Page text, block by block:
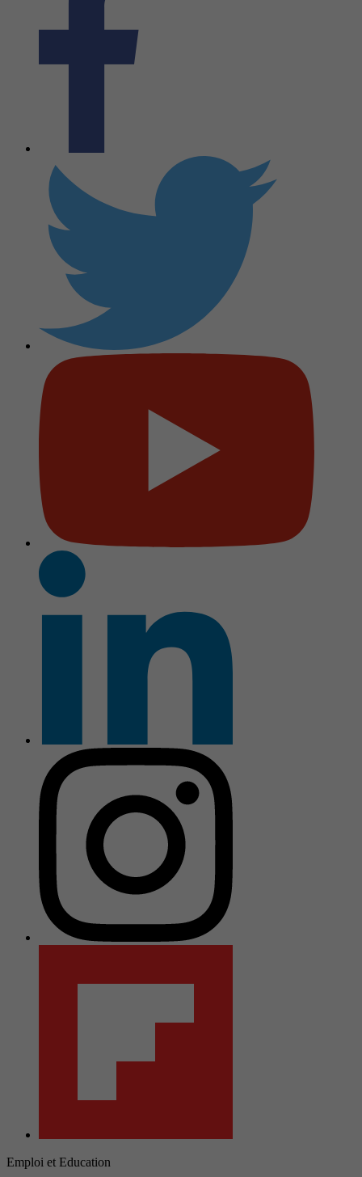
Emploi et Education